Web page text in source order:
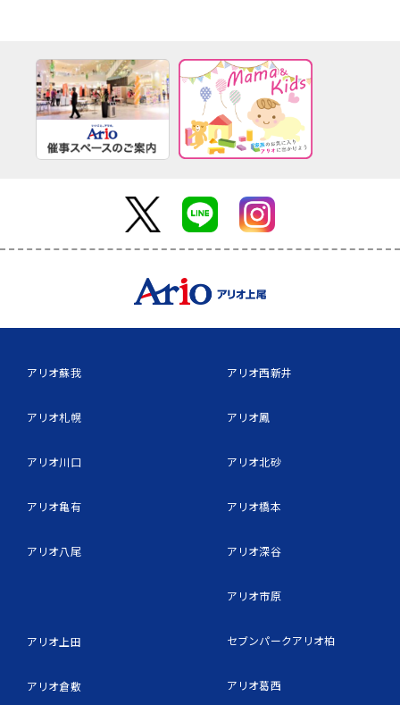
アリオ蘇我
アリオ札幌
アリオ川口
アリオ亀有
アリオ八尾
アリオ上田
アリオ倉敷
アリオ西新井
アリオ鳳
アリオ北砂
アリオ橋本
アリオ深谷
アリオ市原
セブンパークアリオ柏
アリオ葛西